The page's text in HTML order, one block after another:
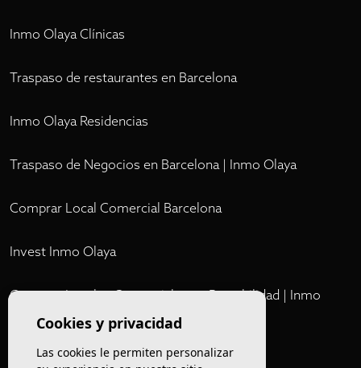
Inmo Olaya Clínicas
Traspaso de restaurantes en Barcelona
Inmo Olaya Residencias
Traspaso de Negocios en Barcelona | Inmo Olaya
Comprar Local Comercial Barcelona
Invest Inmo Olaya
Comprar Locales Comerciales en Rentabilidad | Inmo
OlayaCookies y privacidad
Las cookies le permiten personalizar